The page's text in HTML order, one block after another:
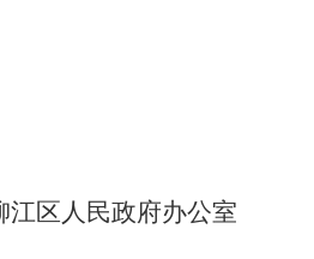
江区人民政府办公室